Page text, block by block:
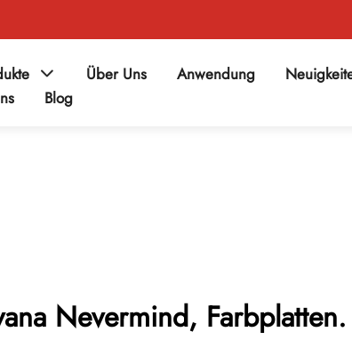
Über Uns Anwendung
Blog
Nevermind, Farbplatten.